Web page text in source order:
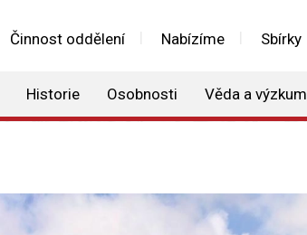
Činnost oddělení Nabízíme Sbírky
Historie Osobnosti Věda a výzkum